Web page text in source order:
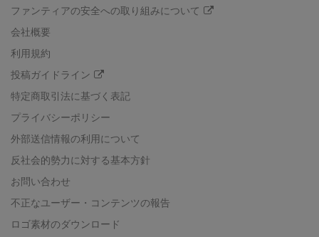
ファンティアの安全への取り組みについて
会社概要
利用規約
投稿ガイドライン
特定商取引法に基づく表記
プライバシーポリシー
外部送信情報の利用について
反社会的勢力に対する基本方針
お問い合わせ
不正なユーザー・コンテンツの報告
ロゴ素材のダウンロード